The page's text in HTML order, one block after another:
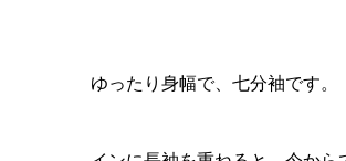
ゆったり身幅で、七分袖です。